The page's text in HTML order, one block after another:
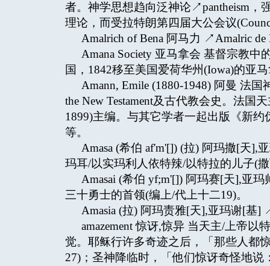
者。神学思想趋向泛神论↗pantheism，
理论，而受拉特朗第四届大公会议
Amalrich of Bena 阿马力 ↗Amalric de
Amana Society 亚马拿会 基督宗教
国，1842移至美国爱荷华州(Iowa)的亚
Amann, Emile (1880-1948) 阿曼 法
the New Testament及古代教会史。法国
1899)主编。与其它学者一起出版《新约
等。
Amasa (希伯 af'm'[]) (拉) 阿玛撒[天],
玛耳/以实玛利人依特辣/以特拉的儿子(
Amasai (希伯 yf;m'[]) 阿玛赛[天],亚
三十勇士的首领(编上/代上十二19)。
Amasia (拉) 阿玛责雅[天],亚玛谢[基]
amazement 惊讶,惊异 当天主/上帝
觉。耶稣行许多奇迹之后，「那些人都
27)；圣神降临时，「他们惊讶奇怪地